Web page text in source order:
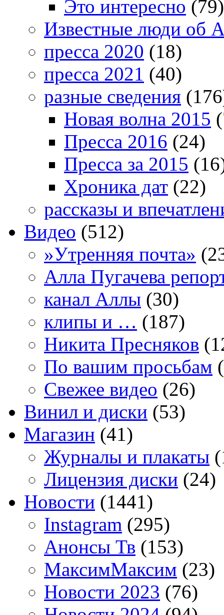
Это интересно (79)
Известные люди об
пресса 2020 (18)
пресса 2021 (40)
разные сведения
Новая волна 2015
Пресса 2016 (24)
Пресса за 2015
Хроника дат (22)
рассказы и
Видео (512)
»Утренняя почта»
Алла Пугачева
канал Аллы (30)
клипы и … (187)
Никита Пресняков
По вашим просьбам
Свежее видео (26)
Винил и диски (53)
Магазин (41)
Журналы и плакаты
Лицензия диски (24)
Новости (1441)
Instagram (295)
Анонсы Тв (153)
МаксимМаксим (23)
Новости 2023 (76)